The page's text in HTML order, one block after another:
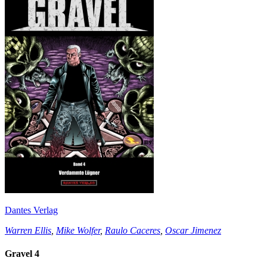
Dantes Verlag
Warren Ellis Mike Wolfer, Raulo Caceres Oscar Jimenez
Gravel 4